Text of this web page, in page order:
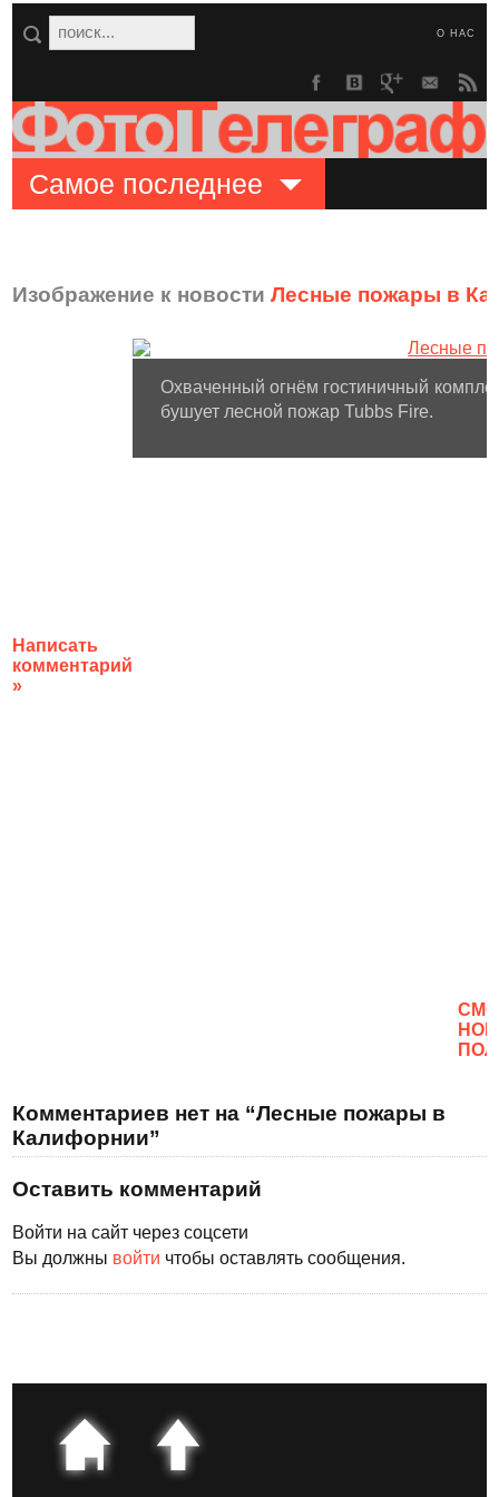
О НАС
Самое последнее
Изображение к новостиЛесные пожары в
Написать
комментарий
»
Охваченный огнём гостиничный
бушует лесной пожар Tubbs Fire.
Комментариев нет на “Лесные пожары в
Калифорнии”
Оставить комментарий
Войти на сайт через соцсети
Вы должны войти чтобы оставлять сообщения.